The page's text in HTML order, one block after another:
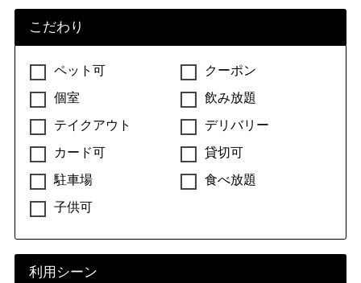
こだわり
ペット可
クーポン
個室
飲み放題
テイクアウト
デリバリー
カード可
貸切可
駐車場
食べ放題
子供可
利用シーン